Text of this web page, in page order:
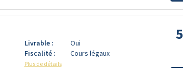
Livrable :
Oui
Fiscalité :
Cours légaux
Plus de détails